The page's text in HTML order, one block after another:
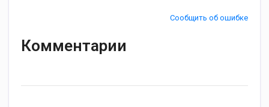
Сообщить об ошибке
Комментарии